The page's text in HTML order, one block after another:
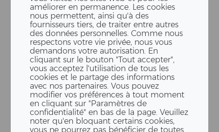
améliorer en permanence. Les cookies
nous permettent, ainsi qu'à des
fournisseurs tiers, de traiter entre autres
des données personnelles. Comme nous
respectons votre vie privée, nous vous
demandons votre autorisation. En
cliquant sur le bouton "Tout accepter",
vous acceptez l'utilisation de tous les
cookies et le partage des informations
avec nos partenaires. Vous pouvez
modifier vos préférences à tout moment
en cliquant sur "Paramètres de
confidentialité" en bas de la page. Veuillez
noter qu'en bloquant certains cookies,
vous ne pourrez pas bénéficier de toutes